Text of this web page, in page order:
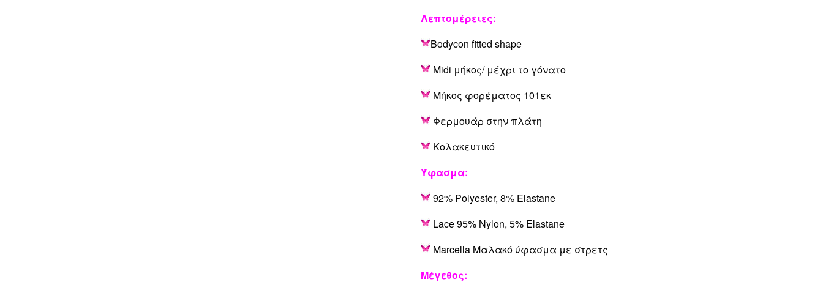
Λεπτομέρειες:
Bodycon fitted shape
Midi μήκος/ μέχρι το γόνατο
Μήκος φορέματος 101εκ
Φερμουάρ στην πλάτη
Κολακευτικό
Ύφασμα:
92% Polyester, 8% Elastane
Lace 95% Nylon, 5% Elastane
Marcella Μαλακό ύφασμα με στρετς
Μέγεθος: